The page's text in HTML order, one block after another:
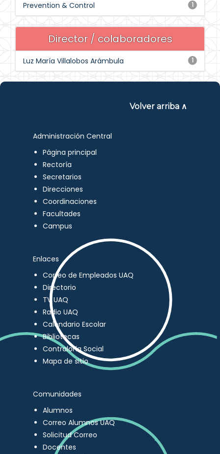
1
Prevention & Control
Director / colaboradores
1
Luz María Villalobos Arámbula
Volver arriba ∧
Administración Central
Página principal
Rectoría
Secretarios
Direcciones
Coordinaciones
Facultades
Campus
Enlaces
Correo de Empleados UAQ
Directorio
TV UAQ
Radio UAQ
Calendario Escolar
Bibliotecas
Contraloría Social
Mapa de sitio
Comunidades
Alumnos
Correo Alumnos UAQ
Solicitud Correo
Docentes